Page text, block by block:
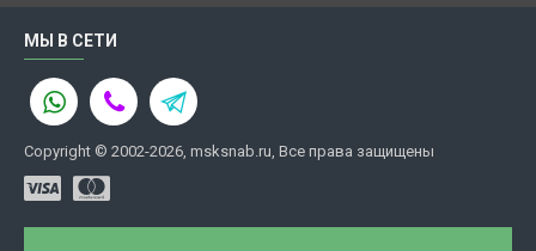
МЫ В СЕТИ
Copyright © 2002-2026, msksnab.ru, Все права защищены